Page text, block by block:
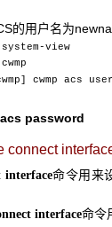
的用户名为
system-view
cwmp acs
password
connect
interface命令用来
interface命令